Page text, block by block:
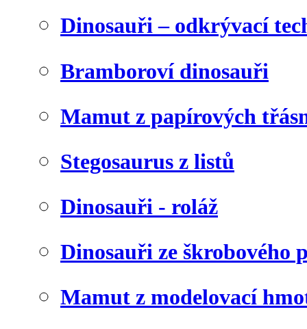
Dinosauři – odkrývací
Bramboroví dinosauři
Mamut z papírových
Stegosaurus z listů
Dinosauři - roláž
Dinosauři ze škrobového
Mamut z modelovací